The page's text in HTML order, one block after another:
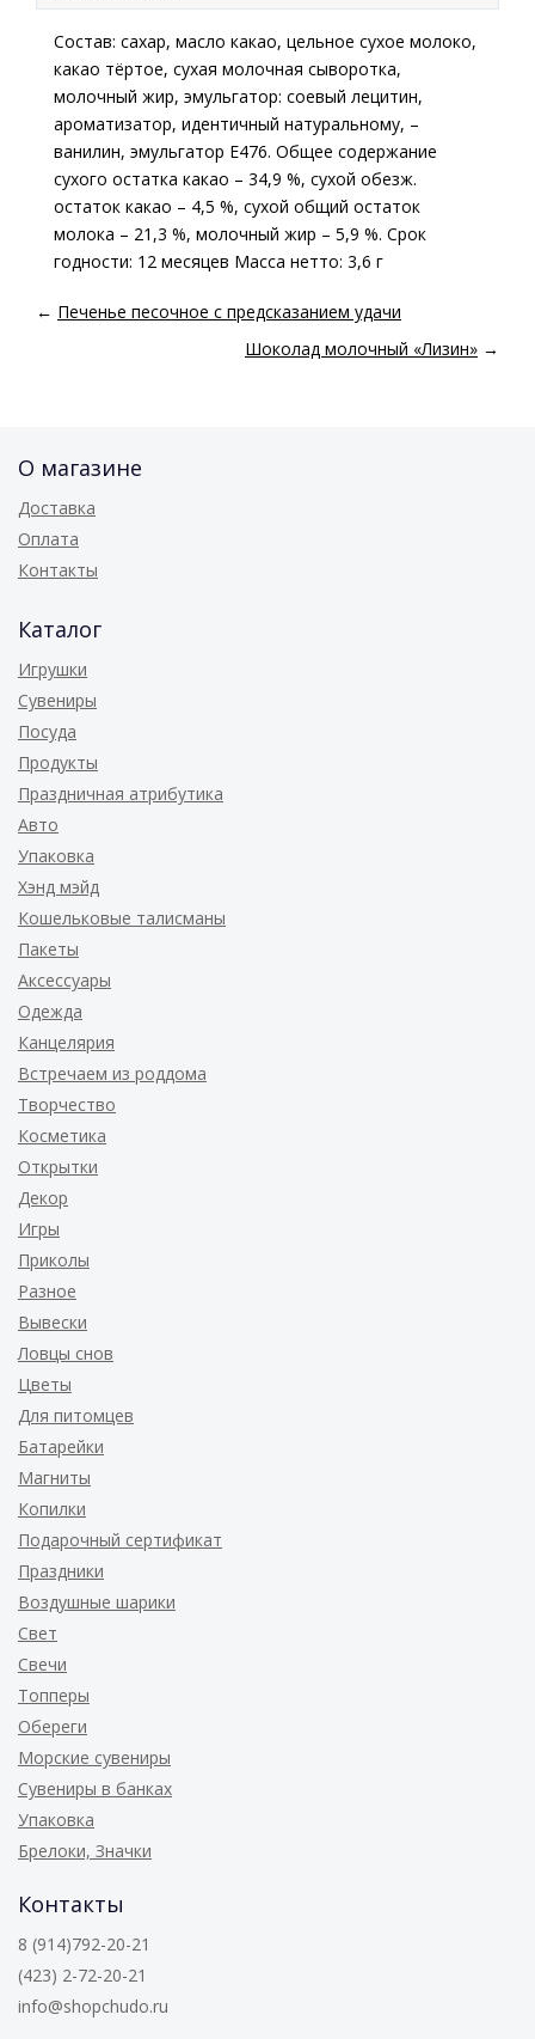
Состав: сахар, масло какао, цельное сухое молоко,
какао тёртое, сухая молочная сыворотка,
молочный жир, эмульгатор: соевый лецитин,
ароматизатор, идентичный натуральному, –
ванилин, эмульгатор Е476. Общее содержание
сухого остатка какао – 34,9 %, сухой обезж.
остаток какао – 4,5 %, сухой общий остаток
молока – 21,3 %, молочный жир – 5,9 %. Срок
годности: 12 месяцев Масса нетто: 3,6 г
← Печенье песочное с предсказанием удачи
Шоколад молочный «Лизин» →
О магазине
Доставка
Оплата
Контакты
Каталог
Игрушки
Сувениры
Посуда
Продукты
Праздничная атрибутика
Авто
Упаковка
Хэнд мэйд
Кошельковые талисманы
Пакеты
Аксессуары
Одежда
Канцелярия
Встречаем из роддома
Творчество
Косметика
Открытки
Декор
Игры
Приколы
Разное
Вывески
Ловцы снов
Цветы
Для питомцев
Батарейки
Магниты
Копилки
Подарочный сертификат
Праздники
Воздушные шарики
Свет
Свечи
Топперы
Обереги
Морские сувениры
Сувениры в банках
Упаковка
Брелоки, Значки
Контакты
8 (914)792-20-21
(423) 2-72-20-21
info@shopchudo.ru